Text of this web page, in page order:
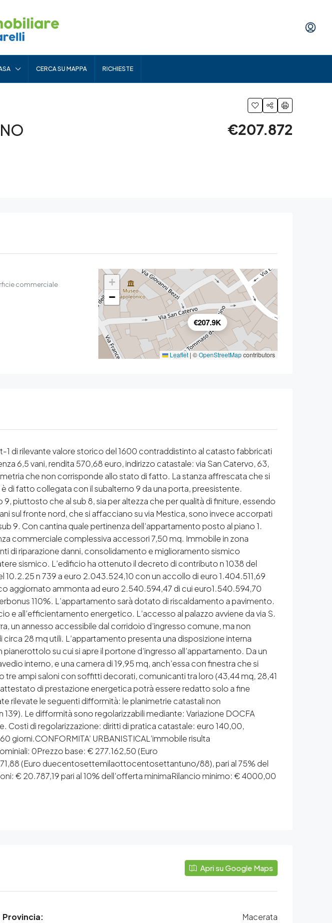
CERCA SU MAPPA RICHIESTE
€207.872
commerciale
€207.9K
+
−
Leaflet | ©OpenStreetMapcontributors
1 di rilevante valore storico del 1600 contraddistinto al catasto fabbricati
6,5 vani, rendita 570,68 euro, indirizzo catastale: via San Catervo, 63,
che non corrisponde allo stato di fatto. La stanza affrescata che si
di fatto collegata con il subalterno 9 da una porta, preesistente.
piuttosto che al sub 8, sia per altezza che per qualità di finiture, essendo
sul fronte nord, che si affacciano su via Mestica, sono invece accorpati
9. Con cantina quale pertinenza dell’appartamento posto al piano 1.
commerciale complessiva accessori 7,50 mq. Immobile in zona
di riparazione danni, consolidamento e miglioramento sismico
sismico. L’edificio ha ottenuto il decreto di contributo n 1038 del
n 739 a euro 2.043.524,10 con un accollo di euro 1.404.511,69
aggiornato ammonta ad euro 2.540.594,47 di cui euro1.540.594,70
110%. L’appartamento sarà dotato di riscaldamento a pavimento.
all’efficientamento energetico. L’accesso al palazzo avviene da via S.
un annesso accessibile dal corridoio d’ingresso comune, ma non
28 mq utili. L’appartamento presenta una disposizione interna
su cui si apre il portone d’ingresso all’appartamento. Da un
interno, e una camera di 19,95 mq, anch’essa con finestra che si
ampi saloni con soffitti decorati, comunicanti tra loro (43,44 mq, 28,41
di prestazione energetica potrà essere redatto solo a fine
rilevate le seguenti difformità: le planimetrie catastali non
Le difformità sono regolarizzabili mediante: Variazione DOCFA
Costi di regolarizzazione: diritti di pratica catastale: euro 140,00,
URBANISTICAL’immobile risulta
0Prezzo base: € 277.162,50 (Euro
(Euro duecentosettemilaottocentosettantuno/88), pari al 75% del
€ 20.787,19 pari al 10% dell’offerta minimaRilancio minimo: € 4000,00
Apri su Google Maps
Provincia:
Macerata